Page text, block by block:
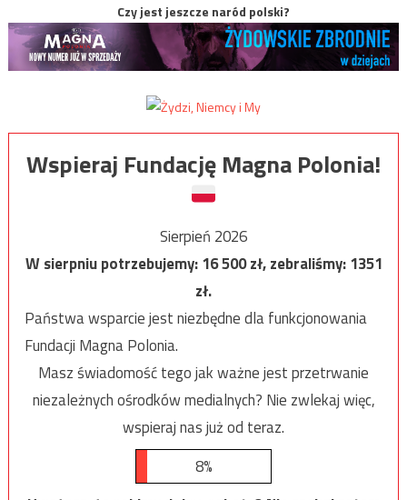
Czy jest jeszcze naród polski?
Wspieraj Fundację Magna Polonia!
Sierpień 2026
W sierpniu potrzebujemy:16 500zł, zebraliśmy:1351
zł.
Państwa wsparcie jest niezbędne dla funkcjonowania
Fundacji Magna Polonia.
Masz świadomość tego jak ważne jest przetrwanie
niezależnych ośrodków medialnych? Nie zwlekaj więc,
wspieraj nas już od teraz.
8%